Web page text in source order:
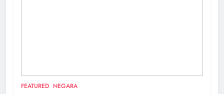
FEATURED NEGARA